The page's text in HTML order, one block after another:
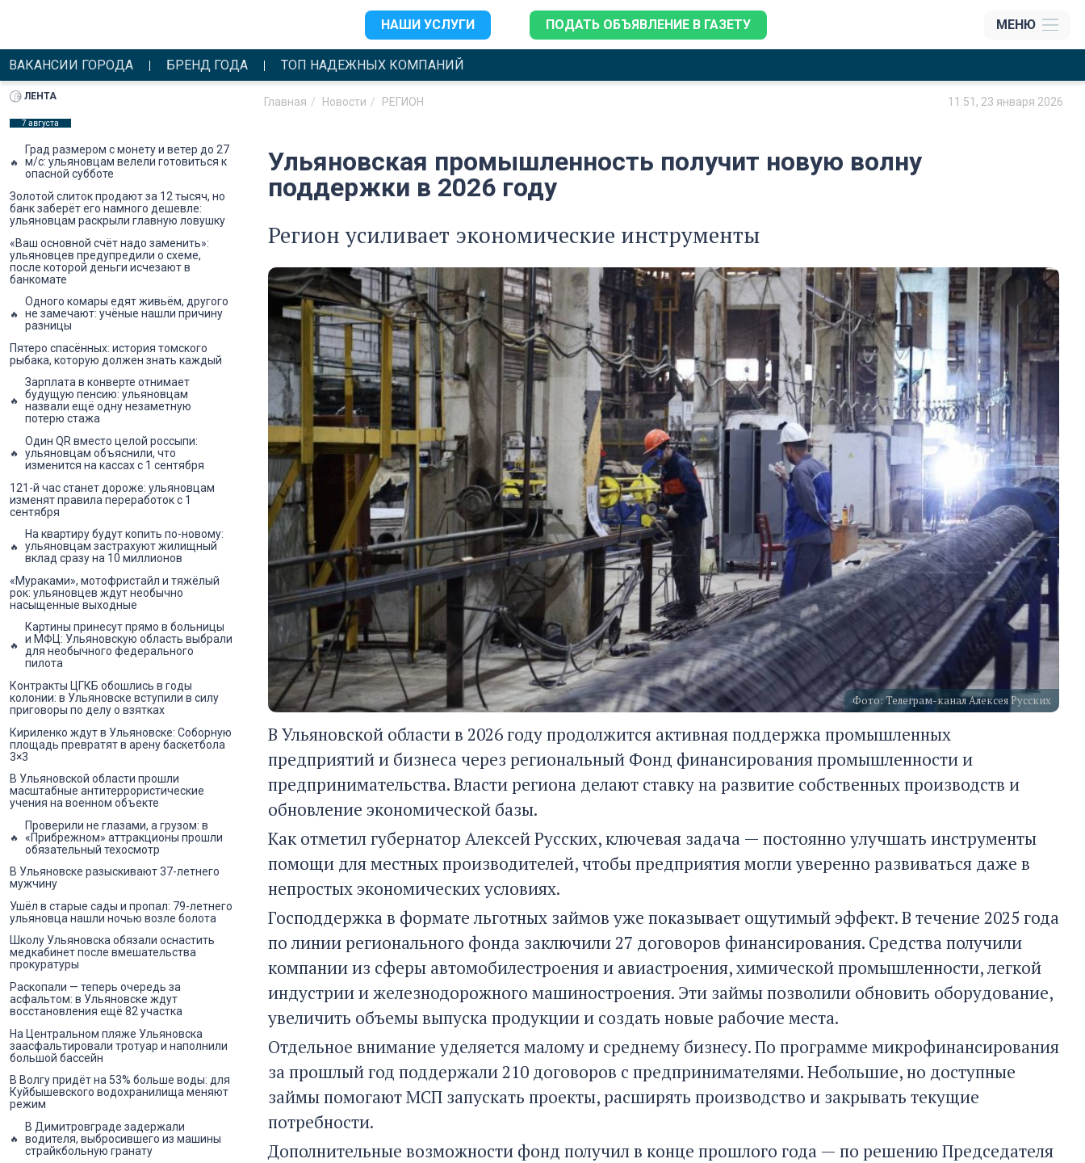
НАШИ УСЛУГИ ПОДАТЬ ОБЪЯВЛЕНИЕ В ГАЗЕТУ МЕНЮ
ВАКАНСИИ ГОРОДА БРЕНД ГОДА ТОП НАДЕЖНЫХ КОМПАНИЙ
Главная Новости РЕГИОН 11:51, 23 января 2026
Ульяновская промышленность получит новую волну
поддержки в 2026 году
Регион усиливает экономические инструменты
Фото: Телеграм-канал Алексея Русских
В Ульяновской области в 2026 году продолжится активная поддержка промышленных
предприятий и бизнеса через региональный Фонд финансирования промышленности и
предпринимательства. Власти региона делают ставку на развитие собственных производств и
обновление экономической базы.
Как отметил губернатор Алексей Русских, ключевая задача — постоянно улучшать инструменты
помощи для местных производителей, чтобы предприятия могли уверенно развиваться даже в
непростых экономических условиях.
Господдержка в формате льготных займов уже показывает ощутимый эффект. В течение 2025 года
по линии регионального фонда заключили 27 договоров финансирования. Средства получили
компании из сферы автомобилестроения и авиастроения, химической промышленности, легкой
индустрии и железнодорожного машиностроения. Эти займы позволили обновить оборудование,
увеличить объемы выпуска продукции и создать новые рабочие места.
Отдельное внимание уделяется малому и среднему бизнесу. По программе микрофинансирования
за прошлый год поддержали 210 договоров с предпринимателями. Небольшие, но доступные
займы помогают МСП запускать проекты, расширять производство и закрывать текущие
потребности.
Дополнительные возможности фонд получил в конце прошлого года — по решению Председателя
ЛЕНТА
7 августа
Град размером с монету и ветер до 27
м/с: ульяновцам велели готовиться к
опасной субботе
Золотой слиток продают за 12 тысяч, но
банк заберёт его намного дешевле:
ульяновцам раскрыли главную ловушку
«Ваш основной счёт надо заменить»:
ульяновцев предупредили о схеме,
после которой деньги исчезают в
банкомате
Одного комары едят живьём, другого
не замечают: учёные нашли причину
разницы
Пятеро спасённых: история томского
рыбака, которую должен знать каждый
Зарплата в конверте отнимает
будущую пенсию: ульяновцам
назвали ещё одну незаметную
потерю стажа
Один QR вместо целой россыпи:
ульяновцам объяснили, что
изменится на кассах с 1 сентября
121-й час станет дороже: ульяновцам
изменят правила переработок с 1
сентября
На квартиру будут копить по-новому:
ульяновцам застрахуют жилищный
вклад сразу на 10 миллионов
«Мураками», мотофристайл и тяжёлый
рок: ульяновцев ждут необычно
насыщенные выходные
Картины принесут прямо в больницы
и МФЦ: Ульяновскую область выбрали
для необычного федерального
пилота
Контракты ЦГКБ обошлись в годы
колонии: в Ульяновске вступили в силу
приговоры по делу о взятках
Кириленко ждут в Ульяновске: Соборную
площадь превратят в арену баскетбола
3×3
В Ульяновской области прошли
масштабные антитеррористические
учения на военном объекте
Проверили не глазами, а грузом: в
«Прибрежном» аттракционы прошли
обязательный техосмотр
В Ульяновске разыскивают 37-летнего
мужчину
Ушёл в старые сады и пропал: 79-летнего
ульяновца нашли ночью возле болота
Школу Ульяновска обязали оснастить
медкабинет после вмешательства
прокуратуры
Раскопали — теперь очередь за
асфальтом: в Ульяновске ждут
восстановления ещё 82 участка
На Центральном пляже Ульяновска
заасфальтировали тротуар и наполнили
большой бассейн
В Волгу придёт на 53% больше воды: для
Куйбышевского водохранилища меняют
режим
В Димитровграде задержали
водителя, выбросившего из машины
страйкбольную гранату